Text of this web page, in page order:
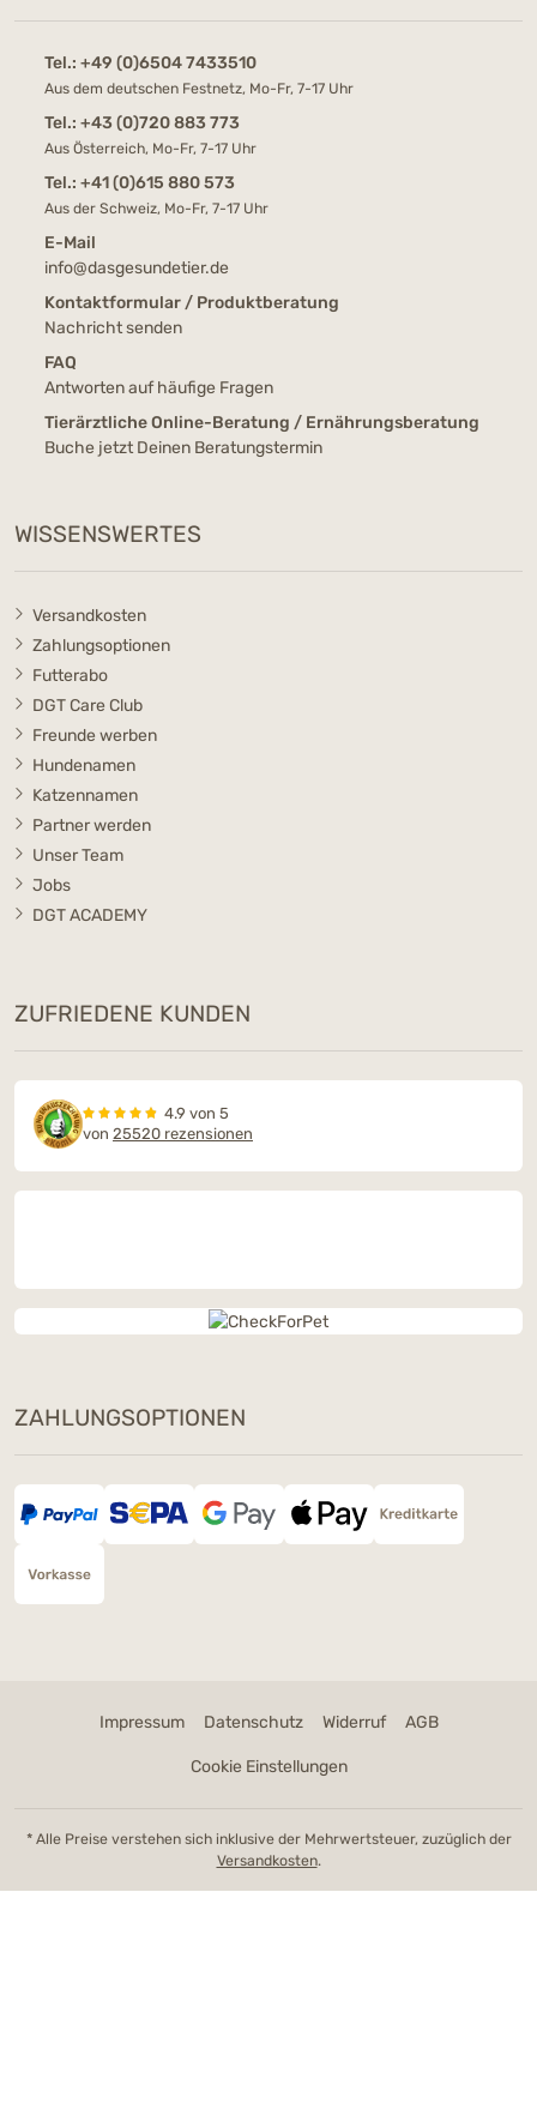
Tel.: +49 (0)6504 7433510
Aus dem deutschen Festnetz, Mo-Fr, 7-17 Uhr
Tel.: +43 (0)720 883 773
Aus Österreich, Mo-Fr, 7-17 Uhr
Tel.: +41 (0)615 880 573
Aus der Schweiz, Mo-Fr, 7-17 Uhr
E-Mail
info@dasgesundetier.de
Kontaktformular / Produktberatung
Nachricht senden
FAQ
Antworten auf häufige Fragen
Tierärztliche Online-Beratung / Ernährungsberatung
Buche jetzt Deinen Beratungstermin
WISSENSWERTES
Versandkosten
Zahlungsoptionen
Futterabo
DGT Care Club
Freunde werben
Hundenamen
Katzennamen
Partner werden
Unser Team
Jobs
DGT ACADEMY
ZUFRIEDENE KUNDEN
4.9 von 5
von 25520 rezensionen
ZAHLUNGSOPTIONEN
Impressum Datenschutz Widerruf AGB
Cookie Einstellungen
* Alle Preise verstehen sich inklusive der Mehrwertsteuer, zuzüglich der
Versandkosten.